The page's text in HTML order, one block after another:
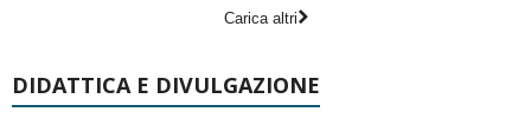
Carica altri
DIDATTICA E DIVULGAZIONE